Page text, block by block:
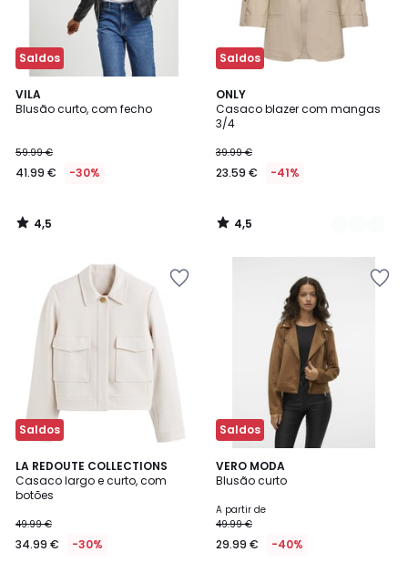
Saldos
VILA
Blusão curto, com fecho
59.99 €
41.99 € -30%
4,5
/ 5
4,5
/
Saldos
ONLY
Casaco blazer com mangas
3/4
39.99 €
23.59 € -41%
4,5
/ 5
2
Cores
4,5
/
Saldos
LA REDOUTE COLLECTIONS
Casaco largo e curto, com
botões
49.99 €
34.99 € -30%
4,2
/ 5
2
Cores
Saldos
VERO MODA
Blusão curto
A partir de
49.99 €
29.99 € -40%
3,3
/ 5
2
Cores